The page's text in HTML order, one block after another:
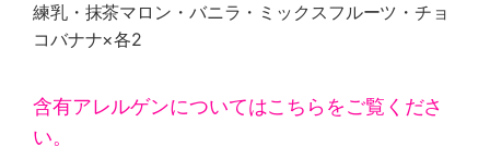
練乳・抹茶マロン・バニラ・ミックスフルーツ・チョ
コバナナ×各2
含有アレルゲンについてはこちらをご覧くださ
い。